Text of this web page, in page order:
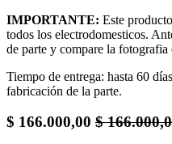
IMPORTANTE: Este
todos los electrodomesticos.
de parte y compare la fotografia
Tiempo de entrega: hasta 60
fabricación de la parte.
$ 166.000,00 $